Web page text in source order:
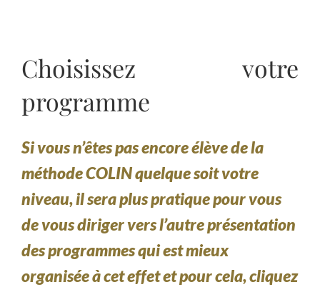
Choisissez votre
programme
Si vous n’êtes pas encore élève de la
méthode COLIN quelque soit votre
niveau, il sera plus pratique pour vous
de vous diriger vers l’autre présentation
des programmes qui est mieux
organisée à cet effet et pour cela, cliquez